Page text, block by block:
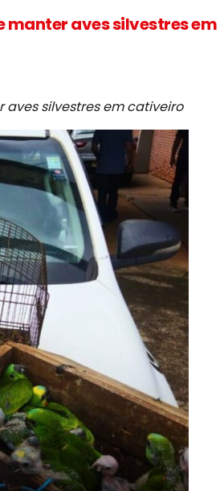
manter aves silvestres em
aves silvestres em cativeiro